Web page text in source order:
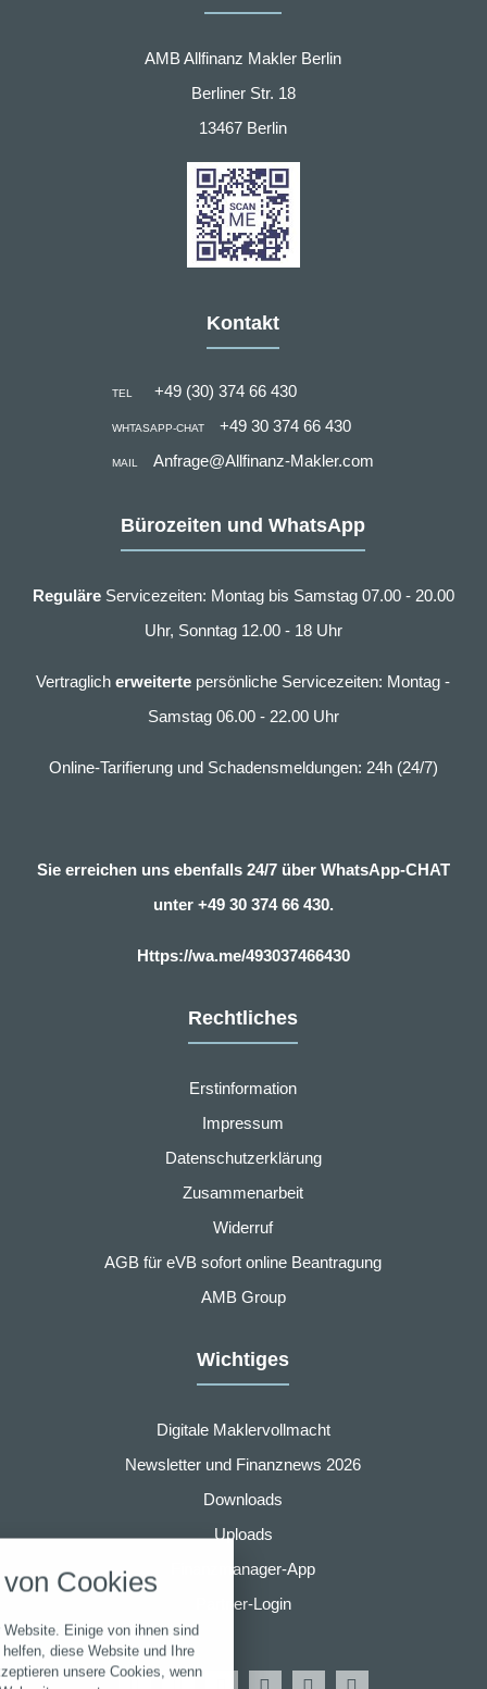
AMB Allfinanz Makler Berlin
Berliner Str. 18
13467 Berlin
Kontakt
TEL +49 (30) 374 66 430
WHTASAPP-CHAT +49 30 374 66 430
MAIL Anfrage@Allfinanz-Makler.com
Bürozeiten und WhatsApp
ReguläreServicezeiten: Montag bis Samstag 07.00 - 20.00
Uhr, Sonntag 12.00 - 18 Uhr
Vertraglicherweiterte persönliche Servicezeiten: Montag -
Samstag 06.00 - 22.00 Uhr
Online-Tarifierung und Schadensmeldungen: 24h (24/7)
Sie erreichen uns ebenfalls 24/7 über WhatsApp-CHAT
unter +49 30 374 66 430.
Https://wa.me/493037466430
Rechtliches
Erstinformation
Impressum
Datenschutzerklärung
Zusammenarbeit
Widerruf
AGB für eVB sofort online Beantragung
AMB Group
Wichtiges
Digitale Maklervollmacht
Newsletter und Finanznews 2026
Downloads
Uploads
Finanzmanager-App
Partner-Login
Cookies
Einige von ihnen sind
diese Website und Ihre
unsere Cookies, wenn
folgende Kategorien zu
Notwendig